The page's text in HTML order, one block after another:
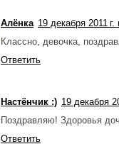
Алёнка 19 декабря 2011 г.
Классно, девочка,
Ответить
Настёнчик :) 19 декабря
Поздравляю! Здоровья
Ответить